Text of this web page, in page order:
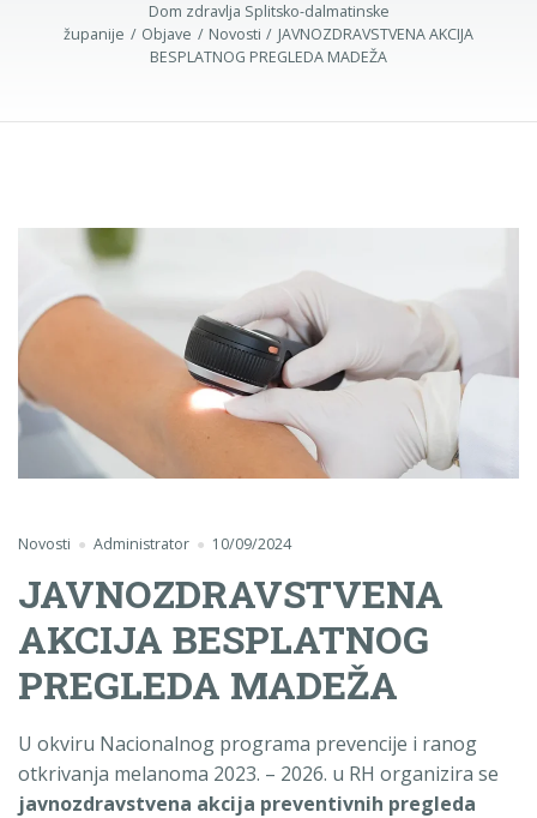
Dom zdravlja Splitsko-dalmatinske
županije
Objave Novosti
JAVNOZDRAVSTVENA AKCIJA
BESPLATNOG PREGLEDA MADEŽA
Novosti Administrator 10/09/2024
JAVNOZDRAVSTVENA
AKCIJA BESPLATNOG
PREGLEDA MADEŽA
U okviru Nacionalnog programa prevencije i ranog
otkrivanja melanoma 2023. – 2026. u RH organizira se
javnozdravstvena akcija preventivnih pregleda